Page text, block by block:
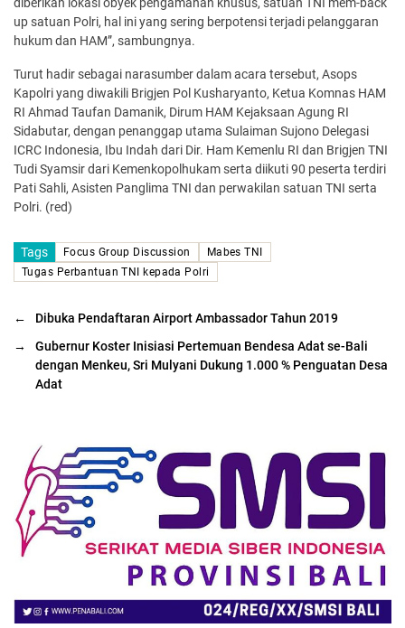
up satuan Polri, hal ini yang sering berpotensi terjadi pelanggaran
hukum dan HAM”, sambungnya.
Turut hadir sebagai narasumber dalam acara tersebut, Asops
Kapolri yang diwakili Brigjen Pol Kusharyanto, Ketua Komnas HAM
RI Ahmad Taufan Damanik, Dirum HAM Kejaksaan Agung RI
Sidabutar, dengan penanggap utama Sulaiman Sujono Delegasi
ICRC Indonesia, Ibu Indah dari Dir. Ham Kemenlu RI dan Brigjen TNI
Tudi Syamsir dari Kemenkopolhukam serta diikuti 90 peserta terdiri
Pati Sahli, Asisten Panglima TNI dan perwakilan satuan TNI serta
Polri. (red)
Tags Focus Group Discussion
Mabes TNI
Tugas Perbantuan TNI kepada Polri
←
Dibuka Pendaftaran Airport Ambassador Tahun 2019
→
Gubernur Koster Inisiasi Pertemuan Bendesa Adat se-Bali
dengan Menkeu, Sri Mulyani Dukung 1.000 % Penguatan Desa
Adat